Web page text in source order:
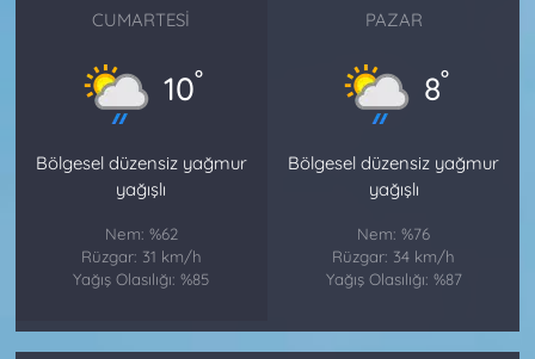
CUMARTESI
10°
Bölgesel düzensiz yağmur
yağışlı
Nem: %62
Rüzgar: 31 km/h
Yağış Olasılığı: %85
PAZAR
8°
Bölgesel düzensiz yağmur
yağışlı
Nem: %76
Rüzgar: 34 km/h
Yağış Olasılığı: %87